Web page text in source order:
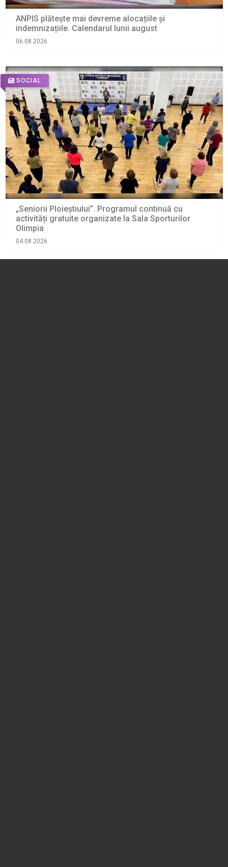
ANPIS plătește mai devreme alocațiile și
indemnizațiile. Calendarul lunii august
06.08.2026
SOCIAL
„Seniorii Ploieștiului”. Programul continuă cu
activități gratuite organizate la Sala Sporturilor
Olimpia
04.08.2026